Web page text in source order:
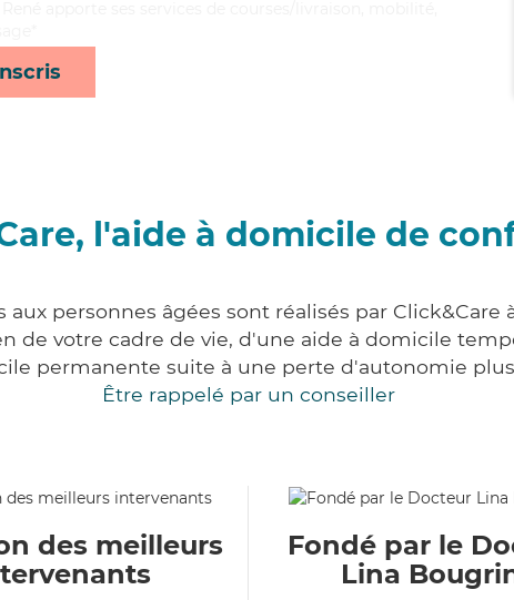
l'aide à domicile de
aux personnes âgées sont réalisés par Click&Care
de votre cadre de vie, d'une aide à domicile
permanente suite à une perte d'autonomie plus
Être rappelé par un conseiller
des meilleurs
Fondé par le
Lina